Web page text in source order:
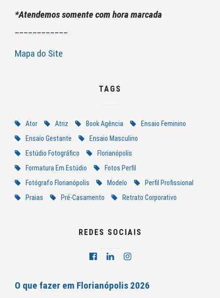
*Atendemos somente com hora marcada
Mapa do Site
TAGS
Ator Atriz Book Agência
Ensaio Feminino
Ensaio Gestante
Ensaio Masculino
Estúdio Fotográfico
Florianópolis
Formatura Em Estúdio
Fotos Perfil
Fotógrafo Florianópolis
Modelo
Perfil Profissional
Praias
Pré-Casamento Retrato Corporativo
REDES SOCIAIS
O que fazer em Florianópolis 2026